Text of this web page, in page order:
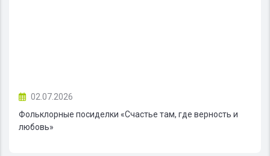
02.07.2026
Фольклорные посиделки «Счастье там, где верность и
любовь»